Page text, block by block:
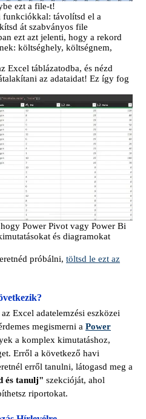
ezt a file-t!
funkciókkal: távolítsd el a
át szabványos file
ezt azt jelenti, hogy a rekord
költséghely, költségnem,
Excel táblázatodba, és nézd
az adataidat! Ez így fog
Power Pivot vagy Power Bi
és diagramokat
próbálni, töltsd le ezt az
Excel adatelemzési eszközei
megismerni a Power
a komplex kimutatáshoz,
Erről a következő havi
erről tanulni, látogasd meg a
és tanulj" szekcióját, ahol
riportokat.